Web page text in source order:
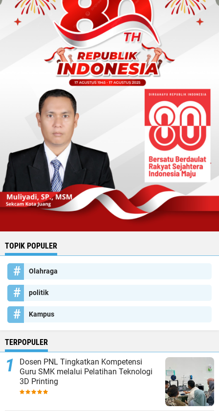
TOPIK POPULER
Olahraga
politik
Kampus
TERPOPULER
Dosen PNL Tingkatkan Kompetensi
Guru SMK melalui Pelatihan Teknologi
3D Printing